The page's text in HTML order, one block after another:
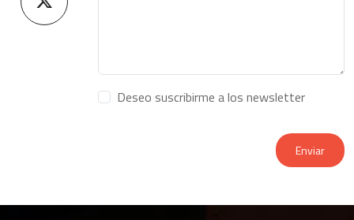
Deseo suscribirme a los newsletter
Enviar